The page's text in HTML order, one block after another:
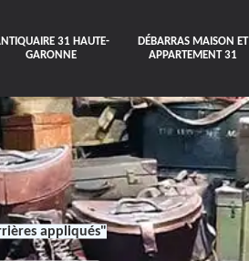
31 HAUTE-
GARONNE
DÉBARRAS MAISON ET
APPARTEMENT 31
appliqués"